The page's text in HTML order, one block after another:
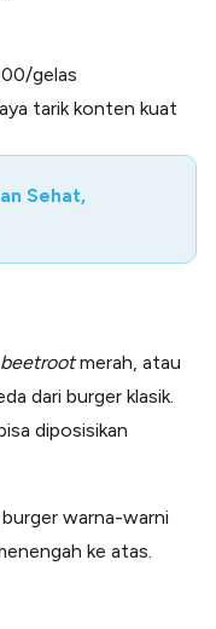
gelas
tarik konten kuat
Sehat,
beetrootmerah, atau
dari burger klasik.
diposisikan
warna-warni
ke atas.